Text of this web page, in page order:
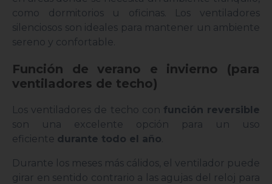
como dormitorios u oficinas. Los ventiladores
silenciosos son ideales para mantener un ambiente
sereno y confortable.
Función de verano e invierno (para
ventiladores de techo)
Los ventiladores de techo con función reversible
son una excelente opción para un uso
eficiente durante todo el año
Durante los meses más cálidos, el ventilador puede
girar en sentido contrario a las agujas del reloj para